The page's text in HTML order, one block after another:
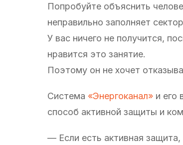
Попробуйте объяснить
неправильно заполняет
У вас ничего не получится,
нравится это занятие.
Поэтому он не хочет
Система «Энергоканал» и его
способ активной защиты и
— Если есть активная